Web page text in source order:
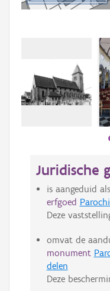
Juridische
is aangeduid als
erfgoed
Deze
omvat de
monument
delen
Deze